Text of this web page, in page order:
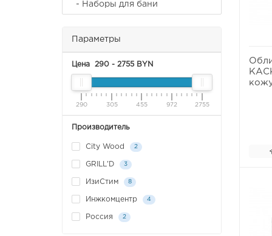
- Наборы для бани
Параметры
Цена 290 - 2755 BYN
290 305 455 972 2755
Производитель
City Wood 2
GRILL'D 3
ИзиСтим 8
Инжкомцентр 4
Россия 2